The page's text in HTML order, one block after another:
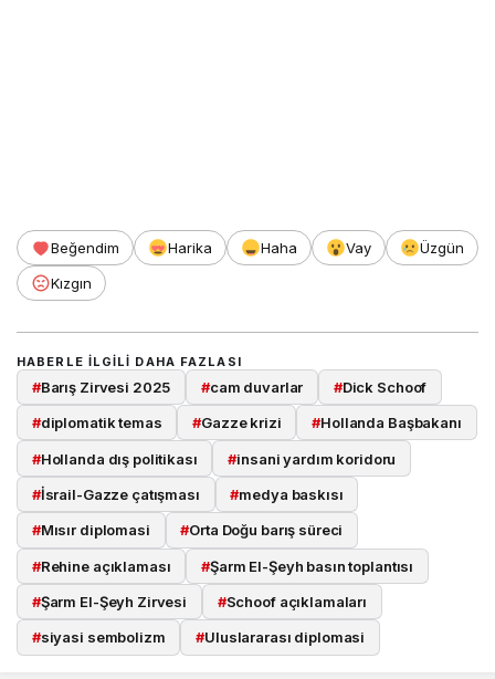
Beğendim Harika Haha Vay
Üzgün
Kızgın
HABERLE ILGILI DAHA FAZLASI
#Barış Zirvesi 2025 #cam duvarlar #Dick Schoof
#diplomatik temas #Gazze krizi #Hollanda Başbakanı
#Hollanda dış politikası #insani yardım koridoru
#İsrail-Gazze çatışması #medya baskısı
#Mısır diplomasi #Orta Doğu barış süreci
#Rehine açıklaması #Şarm El-Şeyh basın toplantısı
#Şarm El-Şeyh Zirvesi #Schoof açıklamaları
#siyasi sembolizm #Uluslararası diplomasi